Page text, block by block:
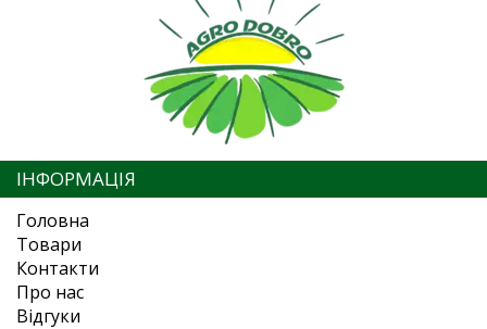
ІНФОРМАЦІЯ
Головна
Товари
Контакти
Про нас
Відгуки